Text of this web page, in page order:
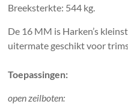
Breeksterkte: 544 kg.
De 16 MM is Harken’s
uitermate geschikt voor
Toepassingen:
open zeilboten: